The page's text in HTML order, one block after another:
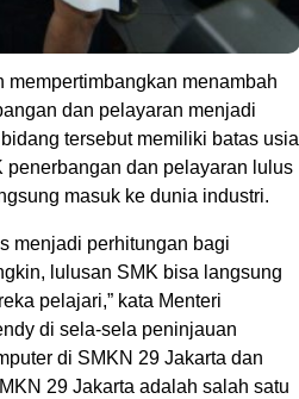
menambah
dan pelayaran menjadi
tersebut memiliki batas usia
penerbangan dan pelayaran lulus
masuk ke dunia industri.
menjadi perhitungan bagi
lulusan SMK bisa langsung
pelajari,” kata Menteri
di sela-sela peninjauan
di SMKN 29 Jakarta dan
29 Jakarta adalah salah satu